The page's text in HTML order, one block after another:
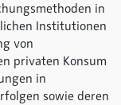
in
Institutionen
von
privaten Konsum
in
sowie deren